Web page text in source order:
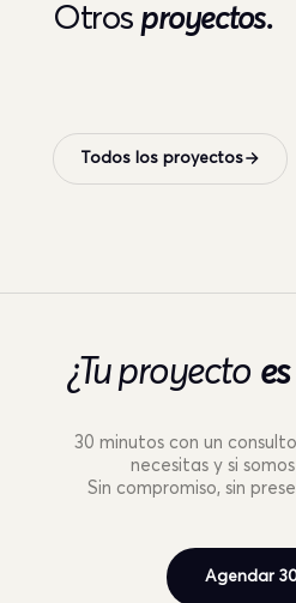
Otros proyectos.
Todos los proyectos
¿Tu proyecto
30 minutos con un
necesitas y si
Sin compromiso, sin
Agendar